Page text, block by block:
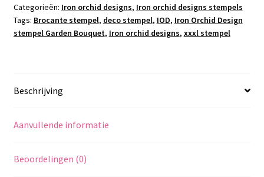
Song
aantal
Categorieën: Iron orchid designs, Iron orchid designs stempels
Tags: Brocante stempel, deco stempel, IOD, Iron Orchid Design
stempel Garden Bouquet, Iron orchid designs, xxxl stempel
Beschrijving
Aanvullende informatie
Beoordelingen (0)